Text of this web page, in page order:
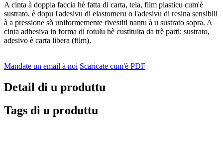
A cinta à doppia faccia hè fatta di carta, tela, film plasticu cum'è
sustrato, è dopu l'adesivu di elastomeru o l'adesivu di resina sensibili
à a pressione sò uniformemente rivestiti nantu à u sustrato sopra. A
cinta adhesiva in forma di rotulu hè custituita da trè parti: sustrato,
adesivo è carta libera (film).
Mandate un email à noi Scaricate cum'è PDF
Detail di u produttu
Tags di u produttu